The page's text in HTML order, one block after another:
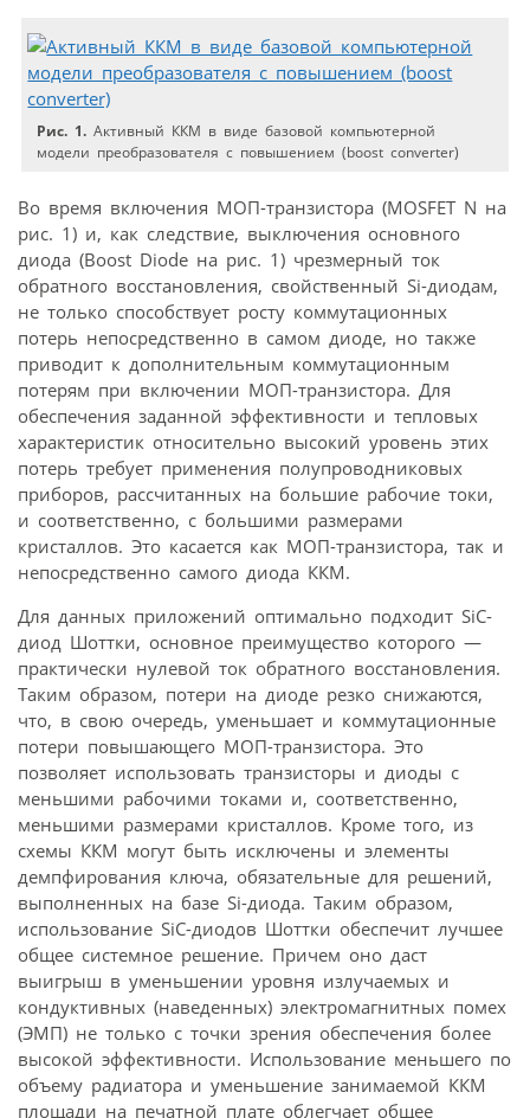
Рис. 1. Активный ККМ в виде базовой компьютерной
модели преобразователя с повышением (boost converter)
Во время включения МОП-транзистора (MOSFET N на
рис. 1) и, как следствие, выключения основного
диода (Boost Diode на рис. 1) чрезмерный ток
обратного восстановления, свойственный Si-диодам,
не только способствует росту коммутационных
потерь непосредственно в самом диоде, но также
приводит к дополнительным коммутационным
потерям при включении МОП-транзистора. Для
обеспечения заданной эффективности и тепловых
характеристик относительно высокий уровень этих
потерь требует применения полупроводниковых
приборов, рассчитанных на большие рабочие токи,
и соответственно, с большими размерами
кристаллов. Это касается как МОП-транзистора, так и
непосредственно самого диода ККМ.
Для данных приложений оптимально подходит SiC-
диод Шоттки, основное преимущество которого —
практически нулевой ток обратного восстановления.
Таким образом, потери на диоде резко снижаются,
что, в свою очередь, уменьшает и коммутационные
потери повышающего МОП-транзистора. Это
позволяет использовать транзисторы и диоды с
меньшими рабочими токами и, соответственно,
меньшими размерами кристаллов. Кроме того, из
схемы ККМ могут быть исключены и элементы
демпфирования ключа, обязательные для решений,
выполненных на базе Si-диода. Таким образом,
использование SiC-диодов Шоттки обеспечит лучшее
общее системное решение. Причем оно даст
выигрыш в уменьшении уровня излучаемых и
кондуктивных (наведенных) электромагнитных помех
(ЭМП) не только с точки зрения обеспечения более
высокой эффективности. Использование меньшего по
объему радиатора и уменьшение занимаемой ККМ
площади на печатной плате облегчает общее